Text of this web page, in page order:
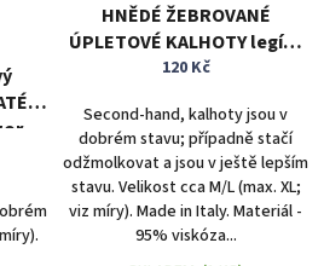
-
HNĚDÉ ŽEBROVANÉ
ÚPLETOVÉ KALHOTY legíny
vel. M/L
120 Kč
Second-hand, kalhoty jsou v
dobrém stavu; případně stačí
odžmolkovat a jsou v ještě lepším
stavu. Velikost cca M/L (max. XL;
viz míry). Made in Italy. Materiál -
95% viskóza...